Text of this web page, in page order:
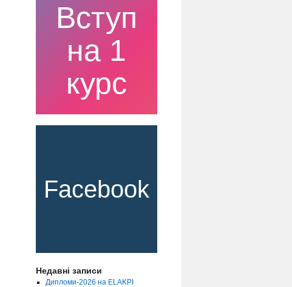
Вступ
на 1
курс
Facebook
Недавні записи
Дипломи-2026 на ELAKPI